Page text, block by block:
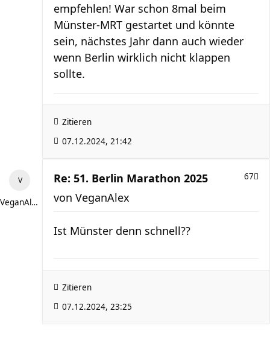
empfehlen! War schon 8mal beim
Münster-MRT gestartet und könnte
sein, nächstes Jahr dann auch wieder
wenn Berlin wirklich nicht klappen
sollte.
Zitieren
07.12.2024, 21:42
VeganAlex
Re: 51. Berlin Marathon 2025 67
von VeganAlex
Ist Münster denn schnell??
Zitieren
07.12.2024, 23:25